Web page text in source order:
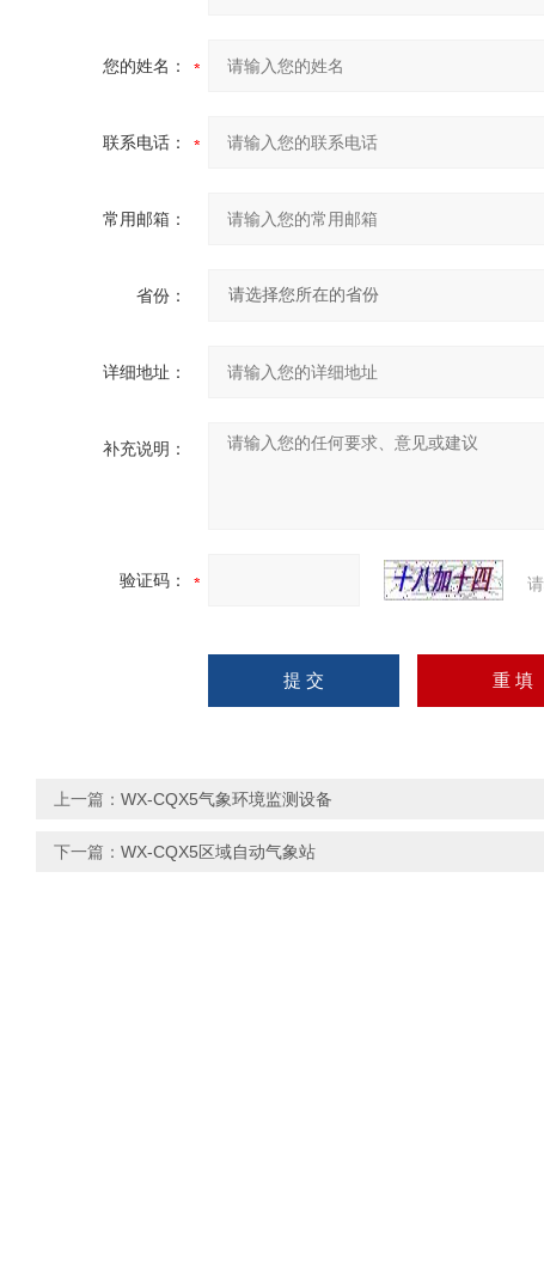
您的姓名：
联系电话：
常用邮箱：
省份：
详细地址：
补充说明：
验证码：
上一篇： WX-CQX5气象环境监测设备
下一篇： WX-CQX5区域自动气象站